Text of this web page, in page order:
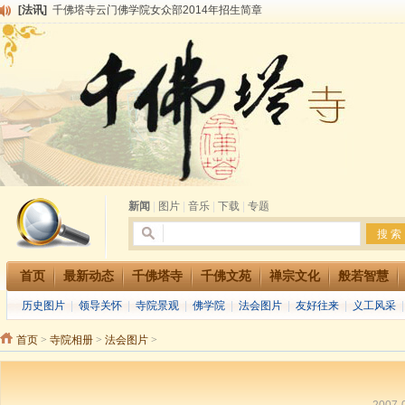
[法讯] 千佛塔寺云门佛学院女众部2014年招生简章
[法讯]
共赴华藏世界 进入最后七天倒计时 殊胜华严法会 快快同享富贵庄严海
千佛塔寺阅藏堂周末阅藏报名通知
[法讯]
清明节祭祖报恩地藏法会
[法讯] 本寺方丈上明下慧尼和尚开讲《六祖坛经》
[法讯]
2015-3-26师父于法堂对大众的开示
[法讯]
广东千佛塔寺云门佛学院女众部 2016年招生简章
[法讯]
恭请海涛法师莅临千佛塔寺弘法
[法讯] 2014年七月大法会 祈福息灾地藏七 冥阳两利普渡群蒙盂兰盆
新闻
图片 音乐 下载 专题
首页 最新动态 千佛塔寺 千佛文苑 禅宗文化 般若智慧
历史图片 领导关怀 寺院景观 佛学院 法会图片 友好往来 义工风采
首页 > 寺院相册 > 法会图片 >